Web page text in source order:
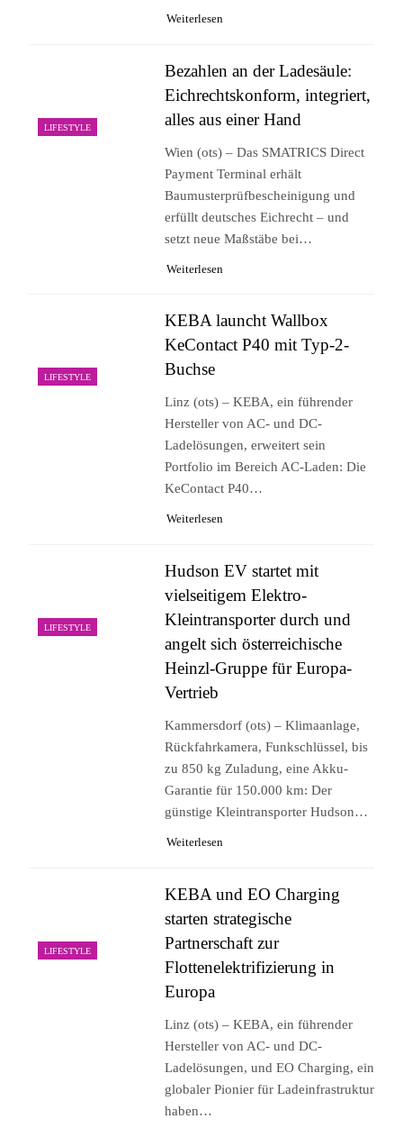
Weiterlesen
LIFESTYLE
Bezahlen an der Ladesäule:
Eichrechtskonform, integriert,
alles aus einer Hand
Wien (ots) – Das SMATRICS Direct
Payment Terminal erhält
Baumusterprüfbescheinigung und
erfüllt deutsches Eichrecht – und
setzt neue Maßstäbe bei…
Weiterlesen
LIFESTYLE
KEBA launcht Wallbox
KeContact P40 mit Typ-2-
Buchse
Linz (ots) – KEBA, ein führender
Hersteller von AC- und DC-
Ladelösungen, erweitert sein
Portfolio im Bereich AC-Laden: Die
KeContact P40…
Weiterlesen
LIFESTYLE
Hudson EV startet mit
vielseitigem Elektro-
Kleintransporter durch und
angelt sich österreichische
Heinzl-Gruppe für Europa-
Vertrieb
Kammersdorf (ots) – Klimaanlage,
Rückfahrkamera, Funkschlüssel, bis
zu 850 kg Zuladung, eine Akku-
Garantie für 150.000 km: Der
günstige Kleintransporter Hudson…
Weiterlesen
LIFESTYLE
KEBA und EO Charging
starten strategische
Partnerschaft zur
Flottenelektrifizierung in
Europa
Linz (ots) – KEBA, ein führender
Hersteller von AC- und DC-
Ladelösungen, und EO Charging, ein
globaler Pionier für Ladeinfrastruktur
haben…